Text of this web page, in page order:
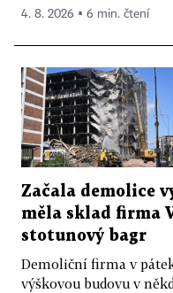
4. 8. 2026 ▪ 6 min. čtení
Začala demolice
měla sklad firma
stotunový bagr
Demoliční firma v
výškovou budovu v